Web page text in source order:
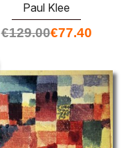
Paul Klee
€129.00€77.40